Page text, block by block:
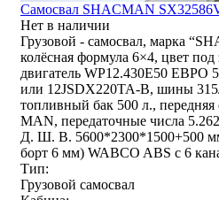
Самосвал SHACMAN
Нет в наличии
Грузовой - самосвал, марка
колёсная формула 6×4, цвет под
двигатель WP12.430E50 ЕВРО
или 12JSDX220TA-B, шины
топливный бак 500 л.,
MAN, передаточные числа
Д. Ш. В. 5600*2300*1500+500
борт 6 мм) WABCO ABS с 6
Тип:
Грузовой самосвал